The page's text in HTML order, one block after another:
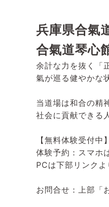
兵庫県合氣
合氣道琴心
余計な力を抜く「
氣が巡る健やかな
当道場は和合の精
社会に貢献できる
【無料体験受付中】
体験予約：スマホ
PCは下部リンクよ
お問合せ：上部「